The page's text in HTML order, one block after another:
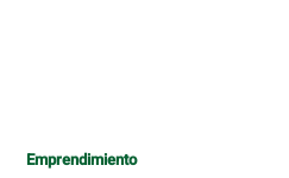
Emprendimiento